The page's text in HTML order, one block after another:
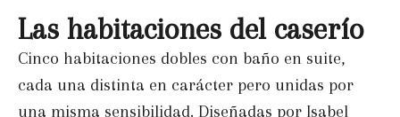
Las habitaciones del caserío
Cinco habitaciones dobles con baño en suite,
cada una distinta en carácter pero unidas por
una misma sensibilidad. Diseñadas por Isabel